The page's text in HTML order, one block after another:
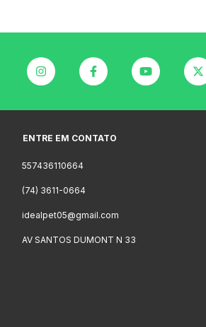
ENTRE EM CONTATO
557436110664
(74) 3611-0664
idealpet05@gmail.com
AV SANTOS DUMONT N 33